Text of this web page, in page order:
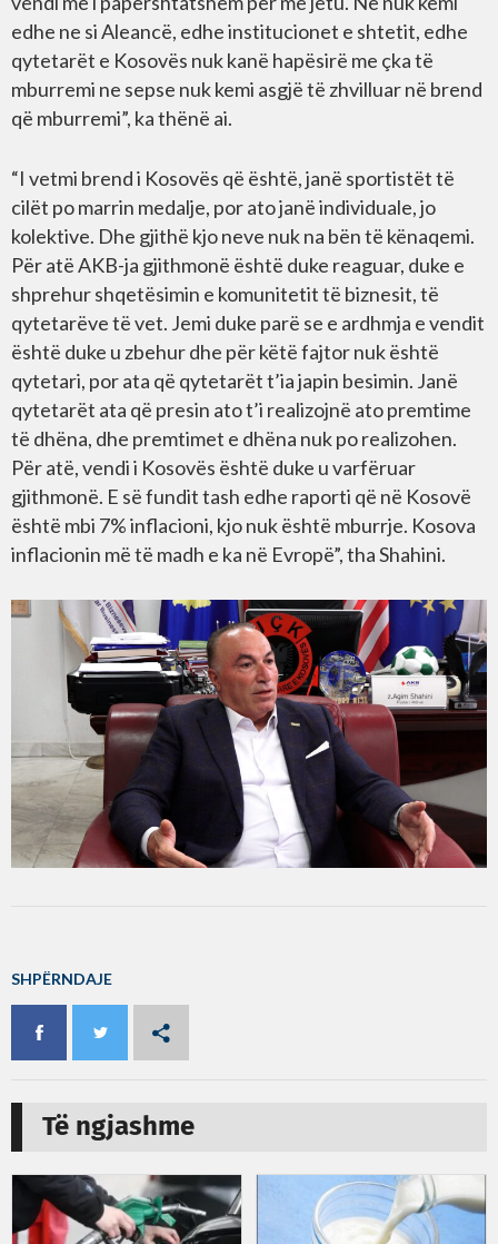
edhe ne si Aleancë, edhe institucionet e shtetit, edhe
qytetarët e Kosovës nuk kanë hapësirë me çka të
mburremi ne sepse nuk kemi asgjë të zhvilluar në brend
që mburremi”, ka thënë ai.
“I vetmi brend i Kosovës që është, janë sportistët të
cilët po marrin medalje, por ato janë individuale, jo
kolektive. Dhe gjithë kjo neve nuk na bën të kënaqemi.
Për atë AKB-ja gjithmonë është duke reaguar, duke e
shprehur shqetësimin e komunitetit të biznesit, të
qytetarëve të vet. Jemi duke parë se e ardhmja e vendit
është duke u zbehur dhe për këtë fajtor nuk është
qytetari, por ata që qytetarët t’ia japin besimin. Janë
qytetarët ata që presin ato t’i realizojnë ato premtime
të dhëna, dhe premtimet e dhëna nuk po realizohen.
Për atë, vendi i Kosovës është duke u varfëruar
gjithmonë. E së fundit tash edhe raporti që në Kosovë
është mbi 7% inflacioni, kjo nuk është mburrje. Kosova
inflacionin më të madh e ka në Evropë”, tha Shahini.
SHPËRNDAJE
Të ngjashme